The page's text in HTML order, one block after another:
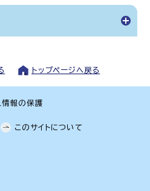
トップページへ戻る
情報の保護
このサイトについて